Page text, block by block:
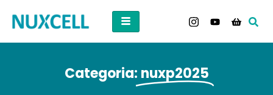
Categoria: nuxp2025